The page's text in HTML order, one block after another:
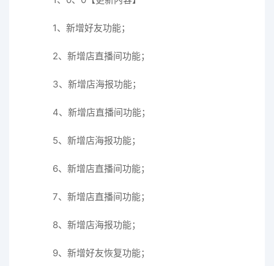
1、新增好友功能；
2、新增店直播间功能；
3、新增店海报功能；
4、新增店直播间功能；
5、新增店海报功能；
6、新增店直播间功能；
7、新增店直播间功能；
8、新增店海报功能；
9、新增好友恢复功能；